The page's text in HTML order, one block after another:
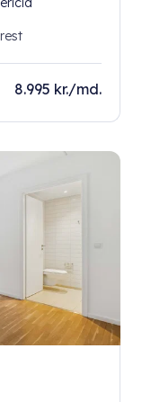
8.995 kr./md.